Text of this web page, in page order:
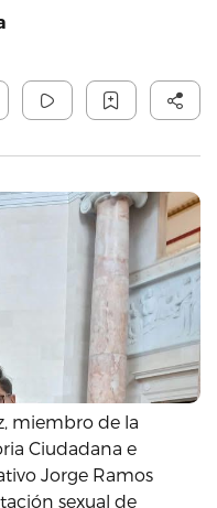
miembro de la
Ciudadana e
Jorge Ramos
sexual de